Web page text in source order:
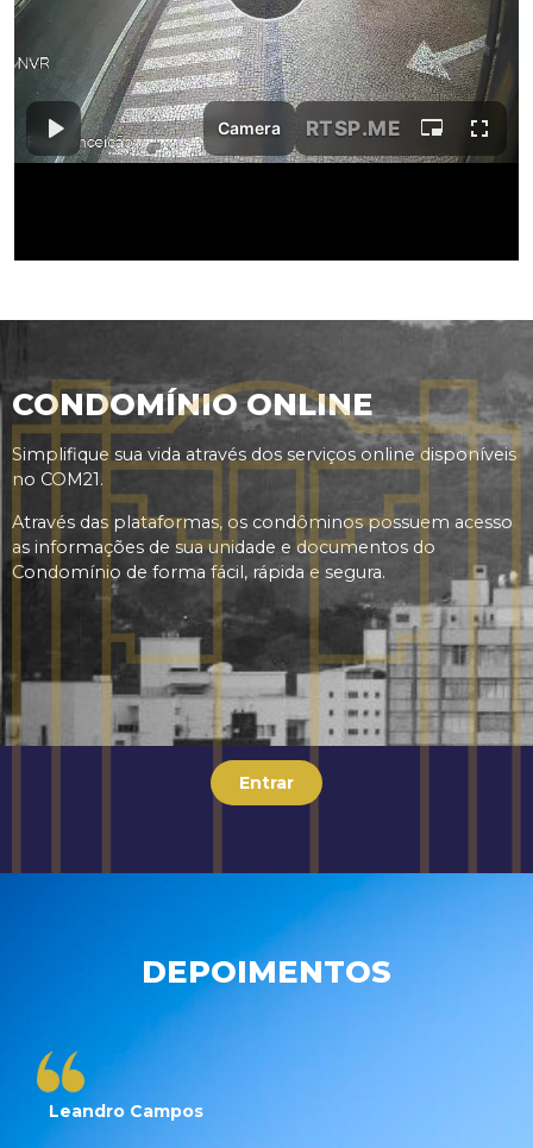
CONDOMÍNIO ONLINE
Simplifique sua vida através dos serviços online disponíveis
no COM21.
Através das plataformas, os condôminos possuem acesso
as informações de sua unidade e documentos do
Condomínio de forma fácil, rápida e segura.
Entrar
DEPOIMENTOS
Leandro Campos